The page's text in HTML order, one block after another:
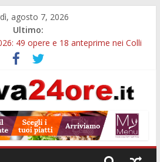
agosto 7, 2026
Ultimo:
49 opere e 18 anteprime nei Colli
un’ora per osservare davvero
21: lavoratore morto, credito sul
ed escursioni fino a settembre
5 funzionari, domande entro il